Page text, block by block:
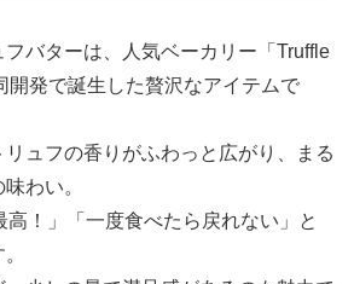
バターは、人気ベーカリー「Truffle
開発で誕生した贅沢なアイテムで
ュフの香りがふわっと広がり、まる
わい。
！」「一度食べたら戻れない」と